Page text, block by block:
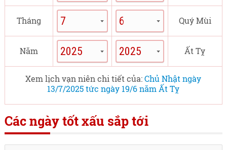
Tháng Quý Mùi
Năm Ất Tỵ
Xem lịch vạn niên chi tiết của:Chủ Nhật ngày
13/7/2025 tức ngày 19/6 năm Ất Tỵ
Các ngày tốt xấu sắp tới